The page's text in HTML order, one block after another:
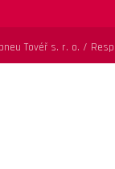
Tovéř s. r. o. /